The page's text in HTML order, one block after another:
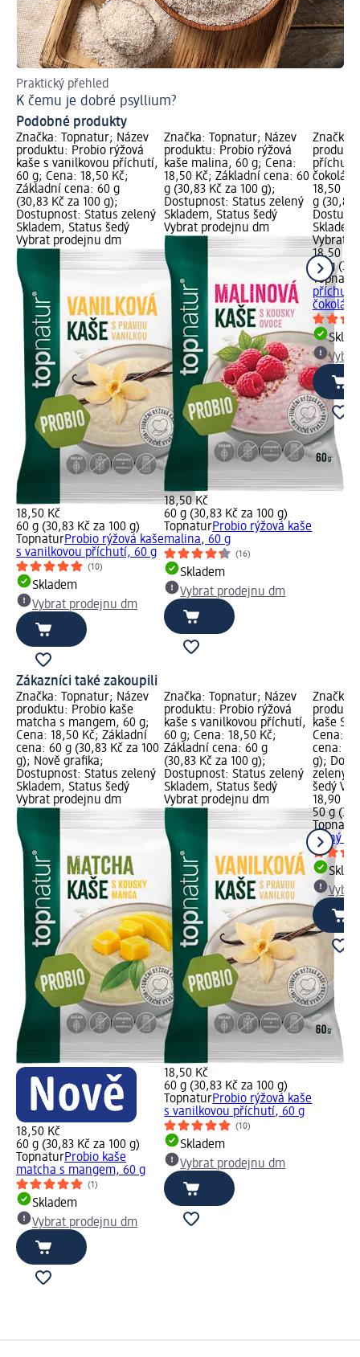
Praktický přehled
K čemu je dobré psyllium?
Podobné produkty
Značka: Topnatur; Název
produktu: Probio rýžová
kaše s vanilkovou příchutí,
60 g; Cena: 18,50 Kč;
Základní cena: 60 g
(30,83 Kč za 100 g);
Dostupnost: Status zelený
Skladem, Status šedý
Vybrat prodejnu dm
18,50 Kč
60 g (30,83 Kč za 100 g)
TopnaturProbio rýžová kaše
s vanilkovou příchutí, 60 g
(10)
Skladem
Vybrat prodejnu dm
Značka: Topnatur; Název
produktu: Probio rýžová
kaše malina, 60 g; Cena:
18,50 Kč; Základní cena: 60
g (30,83 Kč za 100 g);
Dostupnost: Status zelený
Skladem, Status šedý
Vybrat prodejnu dm
18,50 Kč
60 g (30,83 Kč za 100 g)
TopnaturProbio rýžová kaše
malina, 60 g
(16)
Skladem
Vybrat prodejnu dm
Značka:
příchutí
18,50
g (30,83
Vybrat
18,50 Kč
60 g
Topnatur
příchutí
Zákazníci také zakoupili
Značka: Topnatur; Název
produktu: Probio kaše
matcha s mangem, 60 g;
Cena: 18,50 Kč; Základní
cena: 60 g (30,83 Kč za 100
g); Nově grafika;
Dostupnost: Status zelený
Skladem, Status šedý
Vybrat prodejnu dm
18,50 Kč
60 g (30,83 Kč za 100 g)
TopnaturProbio kaše
matcha s mangem, 60 g
(1)
Skladem
Vybrat prodejnu dm
Značka: Topnatur; Název
produktu: Probio rýžová
kaše s vanilkovou příchutí,
60 g; Cena: 18,50 Kč;
Základní cena: 60 g
(30,83 Kč za 100 g);
Dostupnost: Status zelený
Skladem, Status šedý
Vybrat prodejnu dm
18,50 Kč
60 g (30,83 Kč za 100 g)
TopnaturProbio rýžová kaše
s vanilkovou příchutí, 60 g
(10)
Skladem
Vybrat prodejnu dm
Značka:
kaše
Cena:
cena: 50
g);
zelený
šedý
18,90 Kč
50 g
Topnatur
Slaný